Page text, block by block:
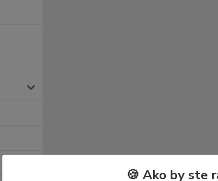
🍪 Ako by ste